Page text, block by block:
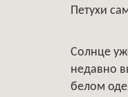
Петухи
Солнце
недавно
белом